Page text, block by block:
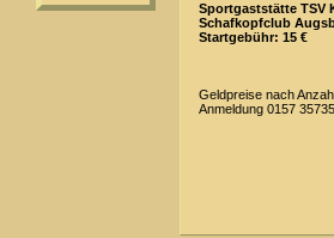
Sportgaststätte TSV
Schafkopfclub
Startgebühr: 15 €
Geldpreise nach
Anmeldung 0157